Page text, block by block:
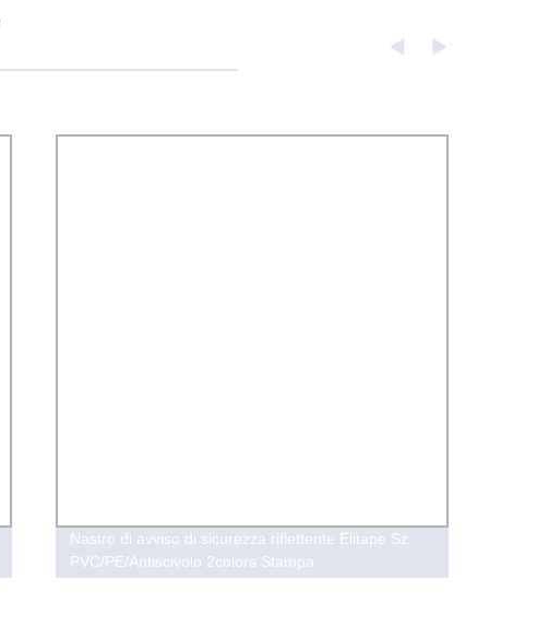
Nastro di avviso di sicurezza riflettente Elitape Sz
PVC/PE/Antiscivolo 2colors Stampa